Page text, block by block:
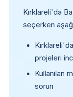
Kırklareli'da
seçerken
projeleri
Kullanılan
sorun